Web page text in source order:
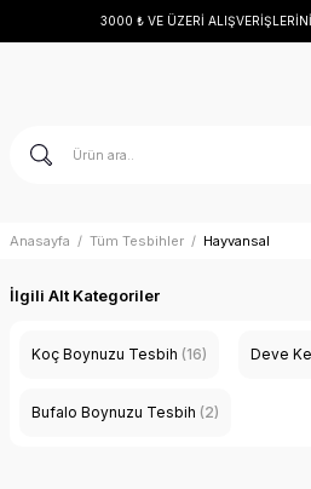
3000 ₺ VE ÜZERİ
Anasayfa Tüm Tesbihler Hayvansal
İlgili Alt Kategoriler
Koç Boynuzu Tesbih (16) Deve
Bufalo Boynuzu Tesbih (2)